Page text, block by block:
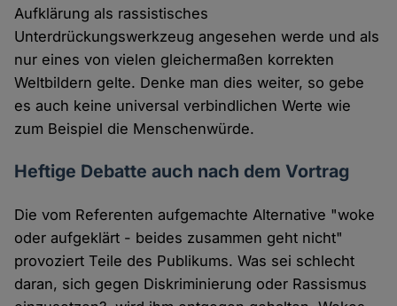
Aufklärung als rassistisches
Unterdrückungswerkzeug angesehen werde und als
nur eines von vielen gleichermaßen korrekten
Weltbildern gelte. Denke man dies weiter, so gebe
es auch keine universal verbindlichen Werte wie
zum Beispiel die Menschenwürde.
Heftige Debatte auch nach dem Vortrag
Die vom Referenten aufgemachte Alternative "woke
oder aufgeklärt - beides zusammen geht nicht"
provoziert Teile des Publikums. Was sei schlecht
daran, sich gegen Diskriminierung oder Rassismus